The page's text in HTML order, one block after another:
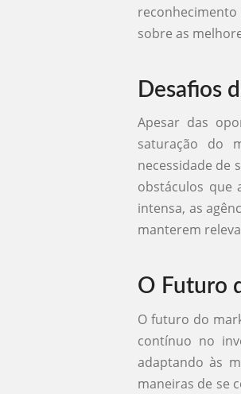
sobre as
Desafios
Apesar das
saturação do
necessidade de
obstáculos que
intensa, as
manterem
O Futuro
O futuro do
contínuo no
adaptando às
maneiras de se